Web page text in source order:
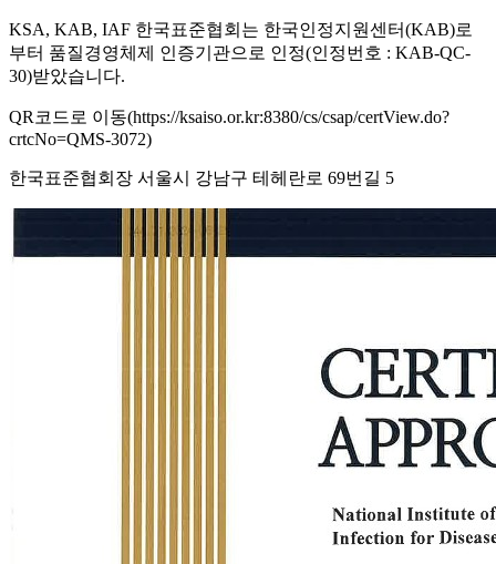
KSA, KAB, IAF 한국표준협회는 한국인정지원센터(KAB)로
부터 품질경영체제 인증기관으로 인정(인정번호 : KAB-QC-
30)받았습니다.
QR코드로 이동(https://ksaiso.or.kr:8380/cs/csap/certView.do?
crtcNo=QMS-3072)
한국표준협회장 서울시 강남구 테헤란로 69번길 5